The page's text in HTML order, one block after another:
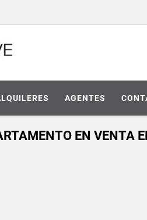
AGENTES
EN VENTA